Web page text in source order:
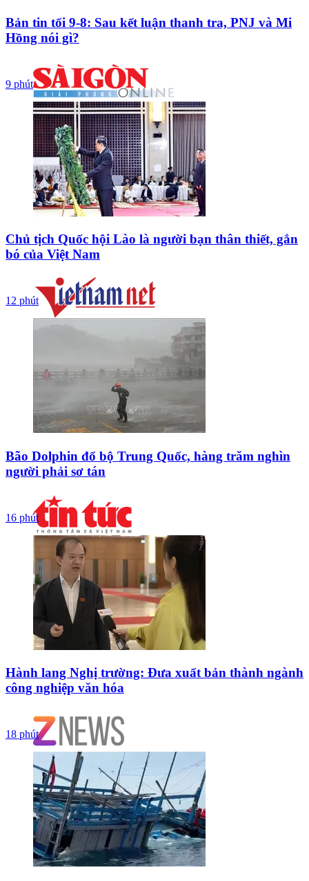
Bản tin tối 9-8: Sau kết luận thanh tra, PNJ và Mi
Hồng nói gì?
9 phút
Chủ tịch Quốc hội Lào là người bạn thân thiết, gắn
bó của Việt Nam
12 phút
Bão Dolphin đổ bộ Trung Quốc, hàng trăm nghìn
người phải sơ tán
16 phút
Hành lang Nghị trường: Đưa xuất bản thành ngành
công nghiệp văn hóa
18 phút